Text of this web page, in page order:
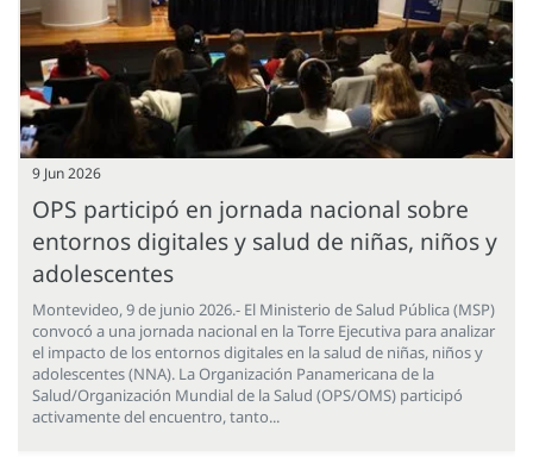
9 Jun 2026
OPS participó en jornada nacional sobre
entornos digitales y salud de niñas, niños y
adolescentes
Montevideo, 9 de junio 2026.- El Ministerio de Salud Pública (MSP)
convocó a una jornada nacional en la Torre Ejecutiva para analizar
el impacto de los entornos digitales en la salud de niñas, niños y
adolescentes (NNA). La Organización Panamericana de la
Salud/Organización Mundial de la Salud (OPS/OMS) participó
activamente del encuentro, tanto...